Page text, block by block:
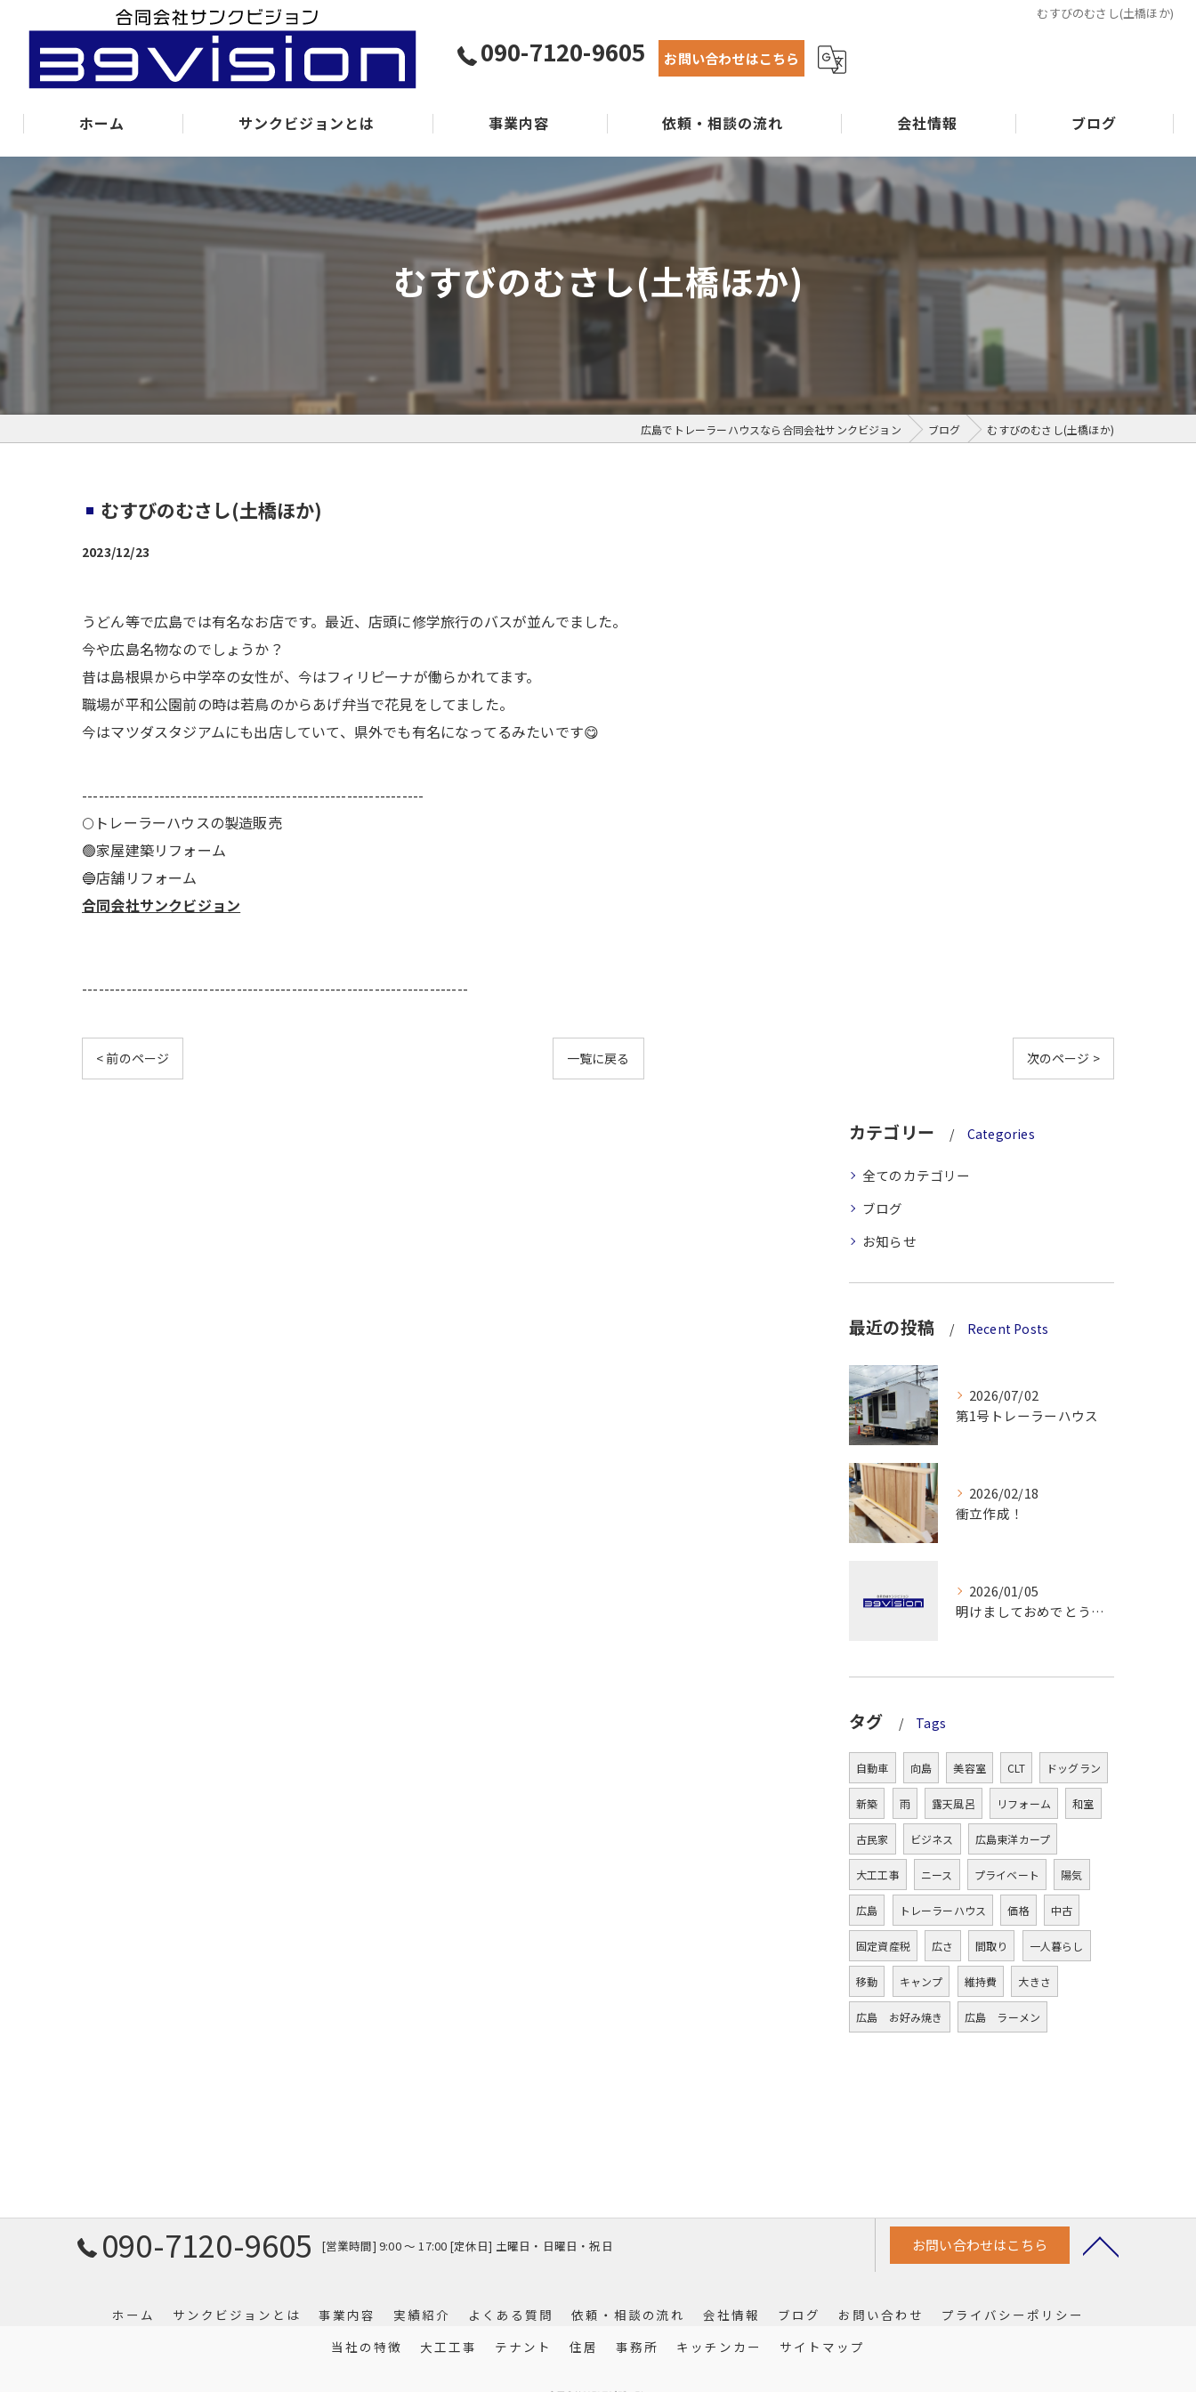
むすびのむさし(土橋ほか)
090-7120-9605 お問い合わせはこちら
ホーム サンクビジョンとは 事業内容
よくある質問
依頼・相談の流れ 会社情報 ブログ
むすびのむさし(土橋ほか)
広島でトレーラーハウスなら合同会社サンクビジョン ブログ むすびのむさし(土橋ほか)
むすびのむさし(土橋ほか)
2023/12/23
うどん等で広島では有名なお店です。最近、店頭に修学旅行のバスが並んでました。
今や広島名物なのでしょうか？
昔は島根県から中学卒の女性が、今はフィリピーナが働らかれてます。
職場が平和公園前の時は若鳥のからあげ弁当で花見をしてました。
今はマツダスタジアムにも出店していて、県外でも有名になってるみたいです😋
--------------------------------------------------------------
🌕️トレーラーハウスの製造販売
🟢家屋建築リフォーム
🔵店舗リフォーム
合同会社サンクビジョン
----------------------------------------------------------------------
< 前のページ 一覧に戻る 次のページ >
カテゴリー Categories
全てのカテゴリー
ブログ
お知らせ
最近の投稿 Recent Posts
2026/07/02
第1号トレーラーハウス
2026/02/18
衝立作成！
2026/01/05
明けましておめでとうございます！
タグ Tags
自動車 向島 美容室 CLT ドッグラン
新築 雨 露天風呂 リフォーム 和室
古民家 ビジネス 広島東洋カープ
大工工事 ニース プライベート 陽気
広島 トレーラーハウス 価格 中古
固定資産税 広さ 間取り 一人暮らし
移動 キャンプ 維持費 大きさ
広島 お好み焼き 広島 ラーメン
090-7120-9605 [営業時間] 9:00 〜 17:00 [定休日] 土曜日・日曜日・祝日 お問い合わせはこちら
ホーム サンクビジョンとは 事業内容 実績紹介 よくある質問 依頼・相談の流れ 会社情報 ブログ お問い合わせ
プライバシーポリシー
当社の特徴
大工工事 テナント 住居 事務所 キッチンカー サイトマップ